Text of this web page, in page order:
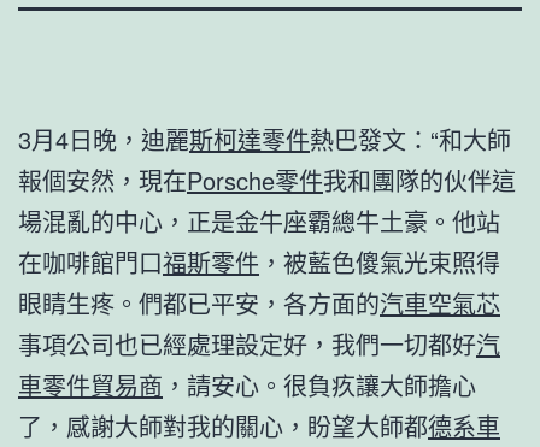
3月4日晚，迪麗斯柯達零件熱巴發文：“和大師
報個安然，現在Porsche零件我和團隊的伙伴這
場混亂的中心，正是金牛座霸總牛土豪。他站
在咖啡館門口福斯零件 ，被藍色傻氣光束照得
眼睛生疼。們都已平安，各方面的汽車空氣芯
事項公司也已經處理設定好，我們一切都好汽
車零件貿易商 ，請安心。很負疚讓大師擔心
了，感謝大師對我的關心，盼望大師都德系車